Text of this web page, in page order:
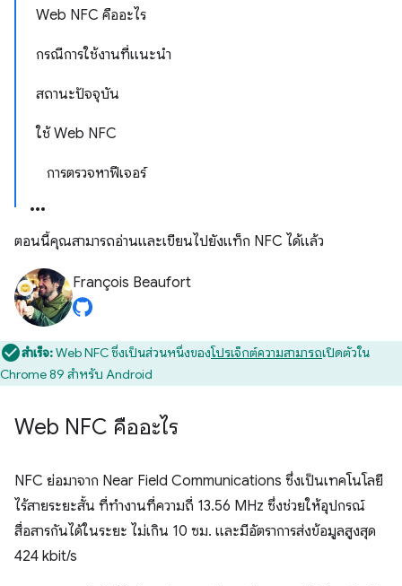
Web NFC คืออะไร
กรณีการใช้งานที่แนะนำ
สถานะปัจจุบัน
ใช้ Web NFC
การตรวจหาฟีเจอร์
ตอนนี้คุณสามารถอ่านและเขียนไปยังแท็ก NFC ได้แล้ว
François Beaufort
สำเร็จ:Web NFC ซึ่งเป็นส่วนหนึ่งของโปรเจ็กต์ความสามารถเปิดตัวใน
Chrome 89 สำหรับ Android
Web NFC คืออะไร
NFC ย่อมาจาก Near Field Communications ซึ่งเป็นเทคโนโลยี
ไร้สายระยะสั้น ที่ทำงานที่ความถี่ 13.56 MHz ซึ่งช่วยให้อุปกรณ์
สื่อสารกันได้ในระยะ ไม่เกิน 10 ซม. และมีอัตราการส่งข้อมูลสูงสุด
424 kbit/s